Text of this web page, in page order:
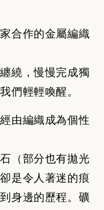
合作的金屬編織
繞，慢慢完成獨
們輕輕喚醒。
由編織成為個性
（部分也有拋光
是令人著迷的痕
身邊的歷程。礦